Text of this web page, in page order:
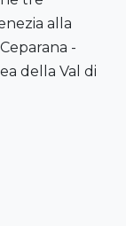
alla
-
della Val di